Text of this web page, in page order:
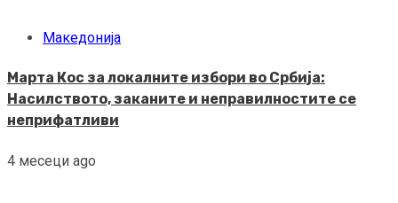
Македонија
Марта Кос за локалните избори во Србија:
Насилството, заканите и неправилностите се
неприфатливи
4 месеци ago